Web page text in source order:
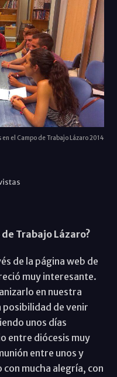
en el Campo de Trabajo Lázaro 2014
Trabajo Lázaro?
de la página web de
muy interesante.
en nuestra
posibilidad de venir
unos días
entre diócesis muy
entre unos y
mucha alegría, con